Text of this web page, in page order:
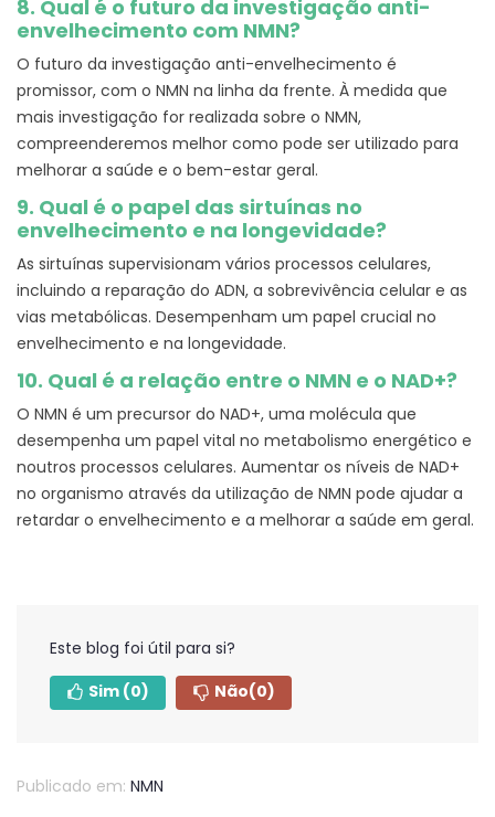
8. Qual é o futuro da investigação anti-
envelhecimento com NMN?
O futuro da investigação anti-envelhecimento é
promissor, com o NMN na linha da frente. À medida que
mais investigação for realizada sobre o NMN,
compreenderemos melhor como pode ser utilizado para
melhorar a saúde e o bem-estar geral.
9. Qual é o papel das sirtuínas no
envelhecimento e na longevidade?
As sirtuínas supervisionam vários processos celulares,
incluindo a reparação do ADN, a sobrevivência celular e as
vias metabólicas. Desempenham um papel crucial no
envelhecimento e na longevidade.
10. Qual é a relação entre o NMN e o NAD+?
O NMN é um precursor do NAD+, uma molécula que
desempenha um papel vital no metabolismo energético e
noutros processos celulares. Aumentar os níveis de NAD+
no organismo através da utilização de NMN pode ajudar a
retardar o envelhecimento e a melhorar a saúde em geral.
Este blog foi útil para si?
Sim (0) Não(0)
Publicado em: NMN